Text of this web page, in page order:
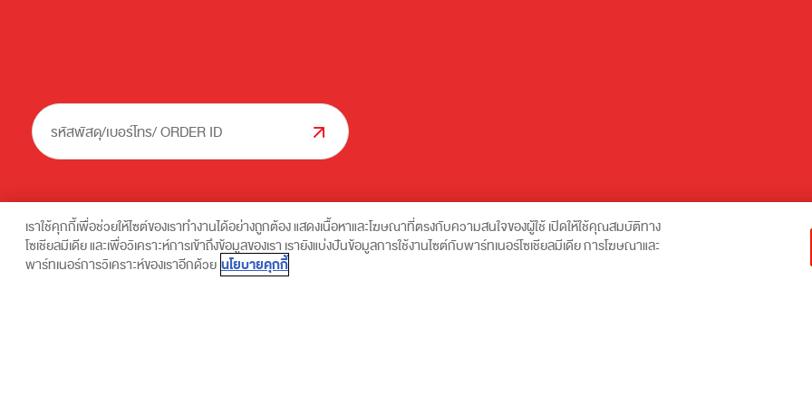
ท่านสามารถขอยกเลิกความยินยอม ในการประมวลผลข้อมูลส่วนบุคคลสำหรับข้อมูลที่เอสซีจี (บริษัทปูนซิเมนต์ไทย จำกัด (มหาชน) และบริษัทในกลุ่มเอสซีจีต
ข้อมูลส่วนบุคคล พ.ศ. 2562 ใช้บังคับ โดยคลิกที่นี่หรือติดต่อผู้ควบคุมข้อมูลส่วนบุคคลที่ระบุไว้ใน
รหัสพัสดุ/เบอร์โทร/ ORDER ID
ส่งด่วน ถึงไว...
เราใช้คุกกี้เพื่อช่วยให้ไซต์ของเราทำงานได้อย่างถูกต้อง แสดงเนื้อหาและโฆษณาที่ตรงกับความสนใจของผู้ใช้ เปิดให้ใช้คุณสมบัติทาง
โซเชียลมีเดีย และเพื่อวิเคราะห์การเข้าถึงข้อมูลของเรา เรายังแบ่งปันข้อมูลการใช้งานไซต์กับพาร์ทเนอร์โซเชียลมีเดีย การโฆษณาและ
พาร์ทเนอร์การวิเคราะห์ของเราอีกด้วย นโยบายคุกกี้